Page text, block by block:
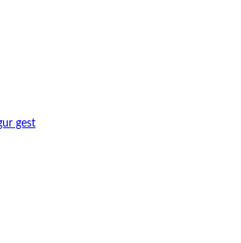
gest